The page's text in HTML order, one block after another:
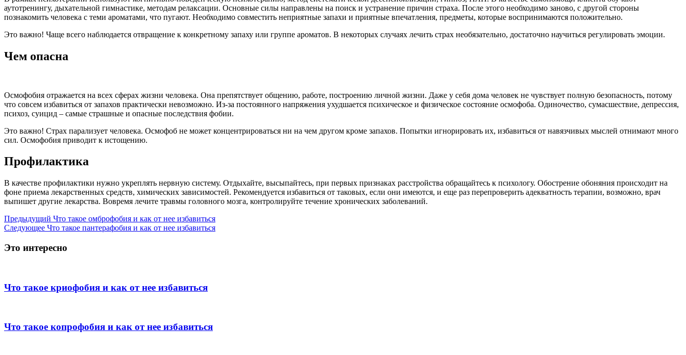
аутотренингу, дыхательной гимнастике, методам релаксации. Основные силы направлены на поиск и устранение причин страха. После этого необходимо заново, с другой стороны
познакомить человека с теми ароматами, что пугают. Необходимо совместить неприятные запахи и приятные впечатления, предметы, которые воспринимаются положительно.
Это важно! Чаще всего наблюдается отвращение к конкретному запаху или группе ароматов. В некоторых случаях лечить страх необязательно, достаточно научиться регулировать эмоции.
Чем опасна
Осмофобия отражается на всех сферах жизни человека. Она препятствует общению, работе, построению личной жизни. Даже у себя дома человек не чувствует полную безопасность, потому
что совсем избавиться от запахов практически невозможно. Из-за постоянного напряжения ухудшается психическое и физическое состояние осмофоба. Одиночество, сумасшествие, депрессия,
психоз, суицид – самые страшные и опасные последствия фобии.
Это важно! Страх парализует человека. Осмофоб не может концентрироваться ни на чем другом кроме запахов. Попытки игнорировать их, избавиться от навязчивых мыслей отнимают много
сил. Осмофобия приводит к истощению.
Профилактика
В качестве профилактики нужно укреплять нервную систему. Отдыхайте, высыпайтесь, при первых признаках расстройства обращайтесь к психологу. Обострение обоняния происходит на
фоне приема лекарственных средств, химических зависимостей. Рекомендуется избавиться от таковых, если они имеются, и еще раз перепроверить адекватность терапии, возможно, врач
выпишет другие лекарства. Вовремя лечите травмы головного мозга, контролируйте течение хронических заболеваний.
Предыдущий Что такое омброфобия и как от нее избавиться
Следующее Что такое пантерафобия и как от нее избавиться
Это интересно
Что такое криофобия и как от нее избавиться
Что такое копрофобия и как от нее избавиться